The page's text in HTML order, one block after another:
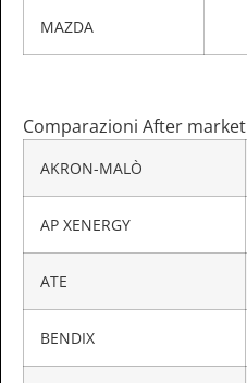
MAZDA
Comparazioni After market
AKRON-MALÒ
AP XENERGY
ATE
BENDIX